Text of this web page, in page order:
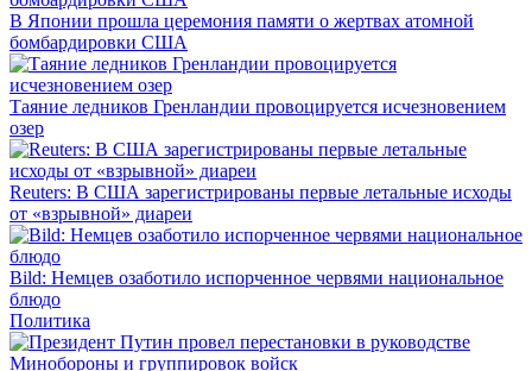
В Японии прошла церемония памяти о жертвах атомной
бомбардировки США
Таяние ледников Гренландии провоцируется исчезновением
озер
Reuters: В США зарегистрированы первые летальные исходы
от «взрывной» диареи
Bild: Немцев озаботило испорченное червями национальное
блюдо
Политика